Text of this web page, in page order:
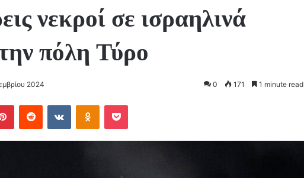
νεκροί σε ισραηλινά
πόλη Τύρο
2024 0 171 1 minute read
PinterestReddit VKontakteOdnoklassniki
Pocket